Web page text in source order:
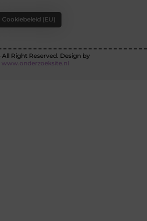
Cookiebeleid (EU)
All Right Reserved. Design by
www.onderzoeksite.nl